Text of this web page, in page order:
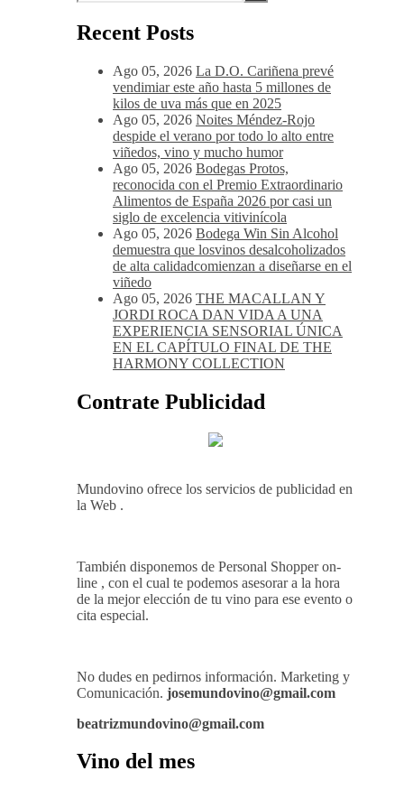
Recent Posts
Ago 05, 2026 La D.O. Cariñena prevé
vendimiar este año hasta 5 millones de
kilos de uva más que en 2025
Ago 05, 2026 Noites Méndez-Rojo
despide el verano por todo lo alto entre
viñedos, vino y mucho humor
Ago 05, 2026 Bodegas Protos,
reconocida con el Premio Extraordinario
Alimentos de España 2026 por casi un
siglo de excelencia vitivinícola
Ago 05, 2026 Bodega Win Sin Alcohol
demuestra que losvinos desalcoholizados
de alta calidadcomienzan a diseñarse en el
viñedo
Ago 05, 2026 THE MACALLAN Y
JORDI ROCA DAN VIDA A UNA
EXPERIENCIA SENSORIAL ÚNICA
EN EL CAPÍTULO FINAL DE THE
HARMONY COLLECTION
Contrate Publicidad
Mundovino ofrece los servicios de publicidad en
la Web .
También disponemos de Personal Shopper on-
line , con el cual te podemos asesorar a la hora
de la mejor elección de tu vino para ese evento o
cita especial.
No dudes en pedirnos información. Marketing y
Comunicación. josemundovino@gmail.com
beatrizmundovino@gmail.com
Vino del mes